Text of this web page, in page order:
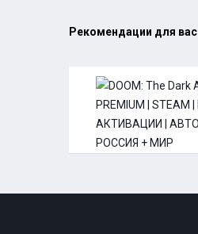
Рекомендации для вас